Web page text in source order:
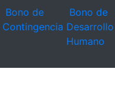
Bono de
Contingencia
Bono de
Desarrollo
Humano